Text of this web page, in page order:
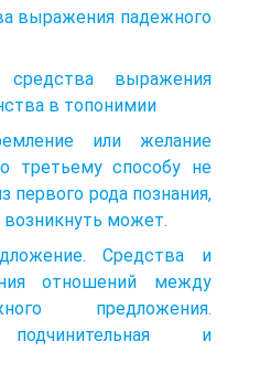
выражения падежного
выражения
в топонимии
или желание
третьему способу не
первого рода познания,
возникнуть может.
Средства и
отношений между
предложения.
подчинительная и